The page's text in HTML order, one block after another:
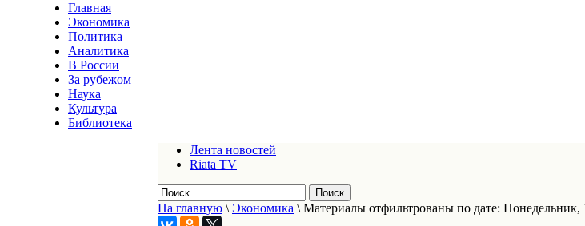
Главная
Экономика
Политика
Аналитика
В России
За рубежом
Наука
Культура
Библиотека
Лента новостей
Riata TV
На главную \ Экономика \ Материалы отфильтрованы по дате: Понедельник,